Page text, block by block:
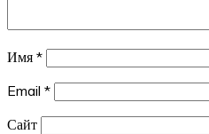
Имя *
Email *
Сайт